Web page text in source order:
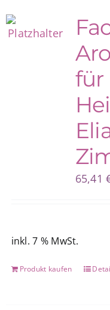
für
65,41
inkl. 7 % MwSt.
Produkt kaufen